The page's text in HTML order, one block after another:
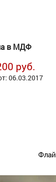
в МДФ
руб.
06.03.2017
Флай